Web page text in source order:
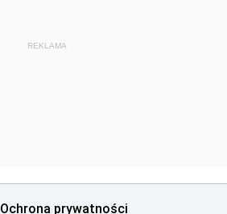
REKLAMA
Ochrona prywatności